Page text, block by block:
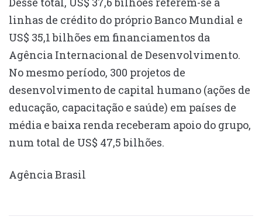
linhas de crédito do próprio Banco Mundial e
US$ 35,1 bilhões em financiamentos da
Agência Internacional de Desenvolvimento.
No mesmo período, 300 projetos de
desenvolvimento de capital humano (ações de
educação, capacitação e saúde) em países de
média e baixa renda receberam apoio do grupo,
num total de US$ 47,5 bilhões.
Agência Brasil